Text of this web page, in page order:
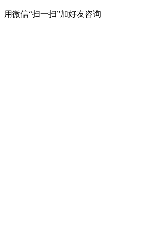
用微信“扫一扫”加好友咨询